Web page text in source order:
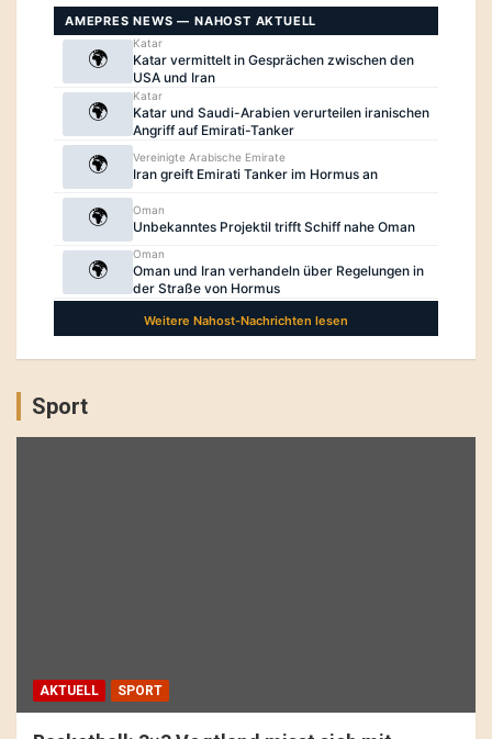
Sport
AKTUELL SPORT